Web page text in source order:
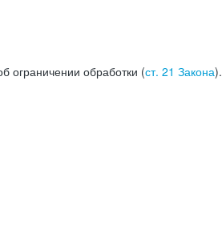
ограничении обработки (ст. 21 Закона).